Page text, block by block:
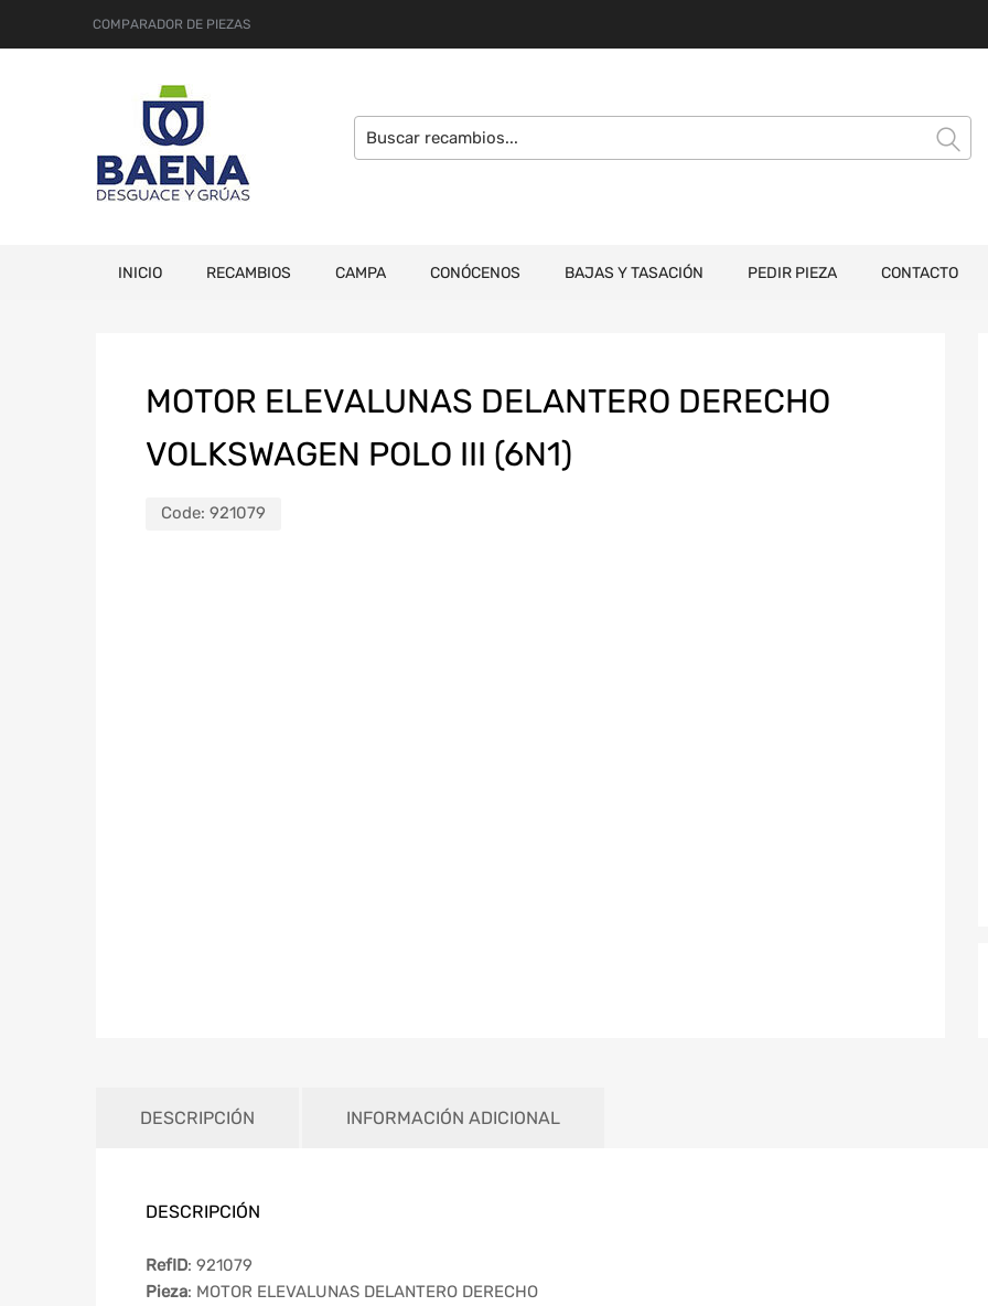
COMPARADOR DE PIEZAS
INICIO RECAMBIOS CAMPA CONÓCENOS BAJAS Y TASACIÓN PEDIR PIEZA CONTACTO
MOTOR ELEVALUNAS DELANTERO DERECHO
VOLKSWAGEN POLO III (6N1)
Code: 921079
DESCRIPCIÓN INFORMACIÓN ADICIONAL
DESCRIPCIÓN
RefID: 921079
Pieza: MOTOR ELEVALUNAS DELANTERO DERECHO